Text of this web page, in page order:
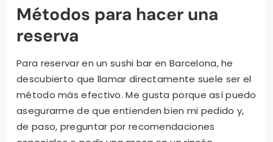
Métodos para hacer una
reserva
Para reservar en un sushi bar en Barcelona, he
descubierto que llamar directamente suele ser el
método más efectivo. Me gusta porque así puedo
asegurarme de que entienden bien mi pedido y,
de paso, preguntar por recomendaciones